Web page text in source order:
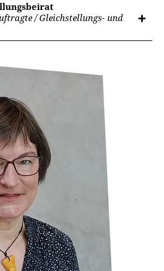
/ Gleichstellungs- und